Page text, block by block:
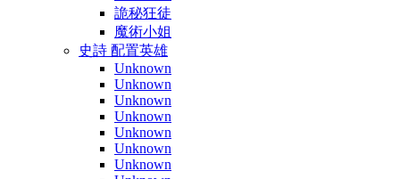
詭秘狂徒
魔術小姐
史詩 配置英雄
Unknown
Unknown
Unknown
Unknown
Unknown
Unknown
Unknown